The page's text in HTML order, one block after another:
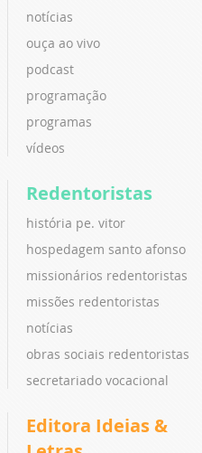
notícias
ouça ao vivo
podcast
programação
programas
vídeos
Redentoristas
história pe. vitor
hospedagem santo afonso
missionários redentoristas
missões redentoristas
notícias
obras sociais redentoristas
secretariado vocacional
Editora Ideias &